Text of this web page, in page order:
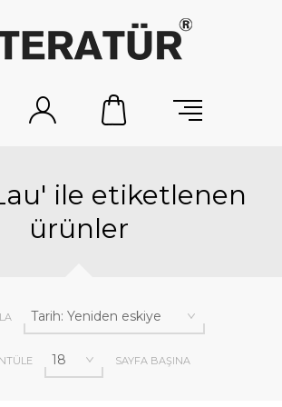
ile etiketlenen
ürünler
SAYFA BAŞINA